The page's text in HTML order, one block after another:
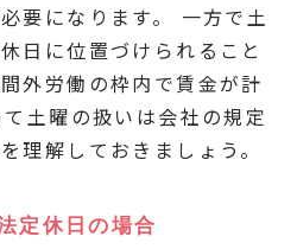
要になります。 一方で土
日に位置づけられること
外労働の枠内で賃金が計
土曜の扱いは会社の規定
理解しておきましょう。
定休日の場合